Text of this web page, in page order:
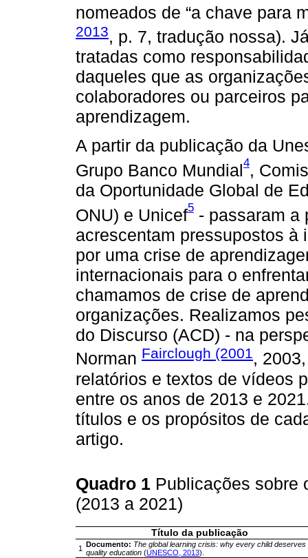
nomeados de “a chave para
2013, p. 7, tradução nossa).
tratadas como
daqueles que as
colaboradores ou parceiros
aprendizagem.
A partir da publicação da
Grupo Banco Mundial4,
da Oportunidade Global de
ONU) e Unicef5 - passaram a
acrescentam pressupostos à
por uma crise de
internacionais para o
chamamos de crise de
organizações. Realizamos
do Discurso (ACD) - na
Norman Fairclough (2001,
relatórios e textos de vídeos
entre os anos de 2013 e
títulos e os propósitos de
artigo.
Quadro 1 Publicações sobre
(2013 a 2021)
Título da publicação
1 Documento: The global learning crisis: why every child deserves
quality education (UNESCO, 2013).